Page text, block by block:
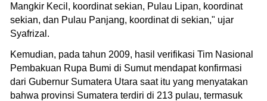
Mangkir Kecil, koordinat sekian, Pulau Lipan, koordinat
sekian, dan Pulau Panjang, koordinat di sekian," ujar
Syafrizal.
Kemudian, pada tahun 2009, hasil verifikasi Tim Nasional
Pembakuan Rupa Bumi di Sumut mendapat konfirmasi
dari Gubernur Sumatera Utara saat itu yang menyatakan
bahwa provinsi Sumatera terdiri di 213 pulau, termasuk